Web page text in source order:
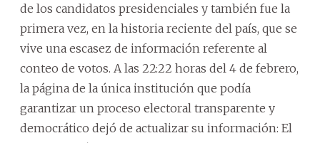
de los candidatos presidenciales y también fue la
primera vez, en la historia reciente del país, que se
vive una escasez de información referente al
conteo de votos. A las 22:22 horas del 4 de febrero,
la página de la única institución que podía
garantizar un proceso electoral transparente y
democrático dejó de actualizar su información: El